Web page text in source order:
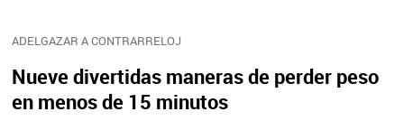
ADELGAZAR A CONTRARRELOJ
Nueve divertidas maneras de perder peso
en menos de 15 minutos